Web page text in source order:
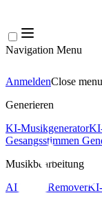
Navigation Menu
AnmeldenClose menu
Generieren
KI-Musikgenerator
Gesangsstimmen
Musikbearbeitung
AI Vocal Remover